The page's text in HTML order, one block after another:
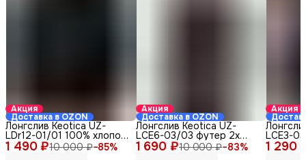
Акция
Доставка в OZON
1 490 ₽10 000 ₽−85%
Лонгслив Keotica UZ-
LDr12-01/01 100% хлопок
черный 46
Акция
Доставка в OZON
1 690 ₽10 000 ₽−83%
Лонгслив Keotica UZ-
LСЕ6-03/03 футер 2х
нитка серый 44-46
Акция
1 290
LCE3-
серый